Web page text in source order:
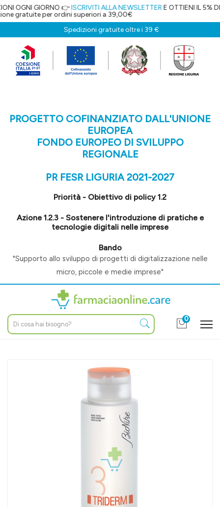
👉ISCRIVITI ALLA NEWSLETTERE OTTIENI IL 5% DI SCONTO!
per ordini superiori a 39,00€
Spedizioni gratuite oltre i 39 €
PROGETTO COFINANZIATO DALL'UNIONE
EUROPEA
FONDO EUROPEO DI SVILUPPO
REGIONALE
PR FESR LIGURIA 2021-2027
Priorità - Obiettivo di policy 1.2
Azione 1.2.3 - Sostenere l'introduzione di pratiche e
tecnologie digitali nelle imprese
Bando
"Supporto allo sviluppo di progetti di digitalizzazione nelle
micro, piccole e medie imprese"
0
Detergente Corpo 500 ml